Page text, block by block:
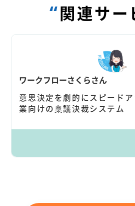
“関連サー
ワークフローさくらさん
意思決定を劇的にスピード
業向けの稟議決裁システム